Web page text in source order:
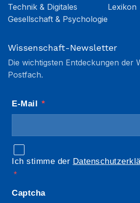
Technik & Digitales
Gesellschaft & Psychologie
Lexikon
Wissenschaft-Newsletter
Die wichtigsten Entdeckungen der
Postfach.